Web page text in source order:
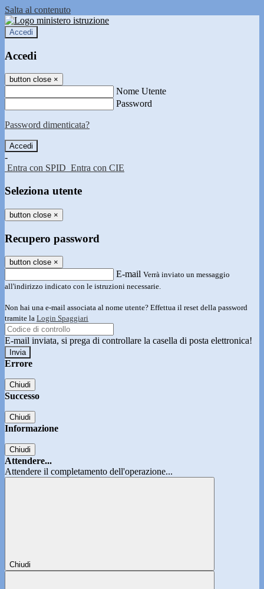
Salta al contenuto
Accedi
Accedi
button close ×
Nome Utente
Password
Password dimenticata?
-
Entra con SPID Entra con CIE
Seleziona utente
button close ×
Recupero password
button close ×
E-mail Verrà inviato un messaggio
all'indirizzo indicato con le istruzioni necessarie.
Non hai una e-mail associata al nome utente? Effettua il reset della password
tramite la Login Spaggiari
E-mail inviata, si prega di controllare la casella di posta elettronica!
Errore
Chiudi
Successo
Chiudi
Informazione
Chiudi
Attendere...
Attendere il completamento dell'operazione...
Chiudi